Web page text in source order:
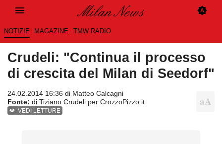
NOTIZIE MAGAZINE TMW RADIO
Crudeli: "Continua il processo
di crescita del Milan di Seedorf"
24.02.2014 16:36 di Matteo Calcagni
Fonte: di Tiziano Crudeli per CrozzoPizzo.it
VEDI LETTURE